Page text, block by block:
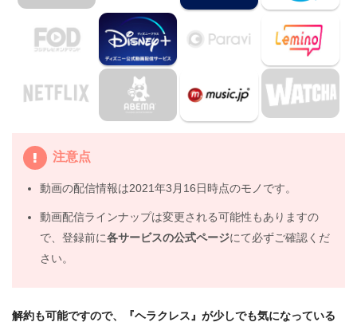
はなく、配信サービスで安全に見よう
4. 映画『ヘラクレス』動画フル無料視聴まとめ
注意点
動画の配信情報は2021年3月16日時点のモノです。
動画配信ラインナップは変更される可能性もありますの
で、登録前に各サービスの公式ページにて必ずご確認くだ
さい。
解約も可能ですので、『ヘラクレス』が少しでも気になっている